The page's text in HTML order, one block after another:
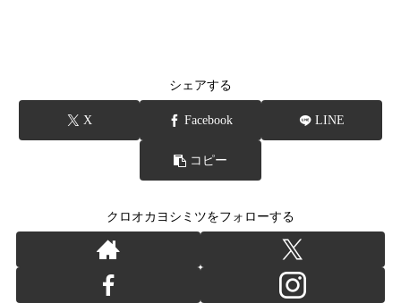
シェアする
X Facebook LINE
コピー
クロオカヨシミツをフォローする